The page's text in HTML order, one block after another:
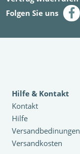
Folgen Sie uns
Hilfe & Kontakt
Kontakt
Hilfe
Versandbedinungen
Versandkosten